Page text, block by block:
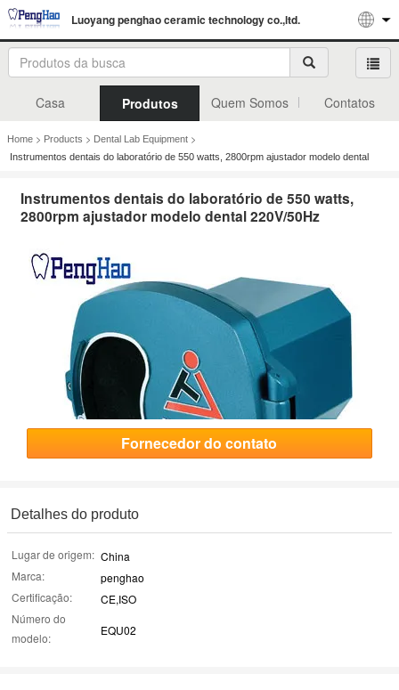
Luoyang penghao ceramic technology co.,ltd.
Casa Produtos Quem Somos Contatos
Home > Products > Dental Lab Equipment >
Instrumentos dentais do laboratório de 550 watts, 2800rpm ajustador modelo dental
Instrumentos dentais do laboratório de 550 watts,
2800rpm ajustador modelo dental 220V/50Hz
Fornecedor do contato
Detalhes do produto
Lugar de origem: China
Marca:
penghao
Certificação:
CE,ISO
Número do
modelo:
EQU02